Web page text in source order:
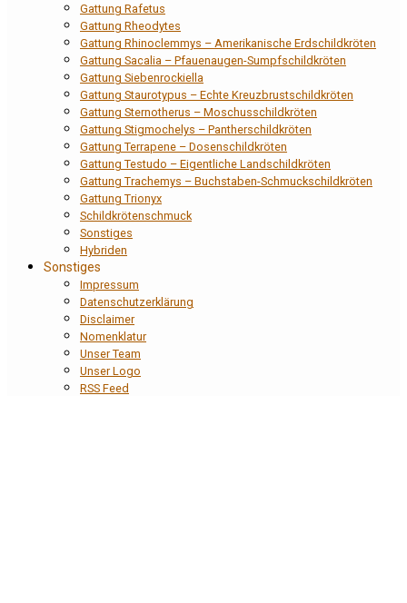
Gattung Rafetus
Gattung Rheodytes
Gattung Rhinoclemmys – Amerikanische Erdschildkröten
Gattung Sacalia – Pfauenaugen-Sumpfschildkröten
Gattung Siebenrockiella
Gattung Staurotypus – Echte Kreuzbrustschildkröten
Gattung Sternotherus – Moschusschildkröten
Gattung Stigmochelys – Pantherschildkröten
Gattung Terrapene – Dosenschildkröten
Gattung Testudo – Eigentliche Landschildkröten
Gattung Trachemys – Buchstaben-Schmuckschildkröten
Gattung Trionyx
Schildkrötenschmuck
Sonstiges
Hybriden
Sonstiges
Impressum
Datenschutzerklärung
Disclaimer
Nomenklatur
Unser Team
Unser Logo
RSS Feed